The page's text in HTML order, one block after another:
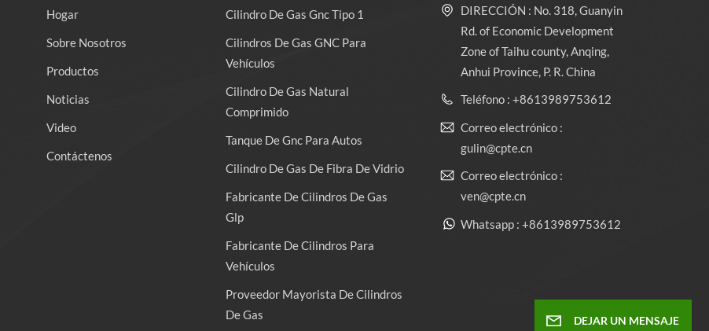
Hogar
Sobre Nosotros
Productos
Noticias
Video
Contáctenos
Cilindro De Gas Gnc Tipo 1
Cilindros De Gas GNC Para
Vehículos
Cilindro De Gas Natural
Comprimido
Tanque De Gnc Para Autos
Cilindro De Gas De Fibra De Vidrio
Fabricante De Cilindros De Gas
Glp
Fabricante De Cilindros Para
Vehículos
Proveedor Mayorista De Cilindros
De Gas
DIRECCIÓN : No. 318, Guanyin
Rd. of Economic Development
Zone of Taihu county, Anqing,
Anhui Province, P. R. China
Teléfono : +8613989753612
Correo electrónico :
gulin@cpte.cn
Correo electrónico :
ven@cpte.cn
Whatsapp : +8613989753612
DEJAR UN MENSAJE